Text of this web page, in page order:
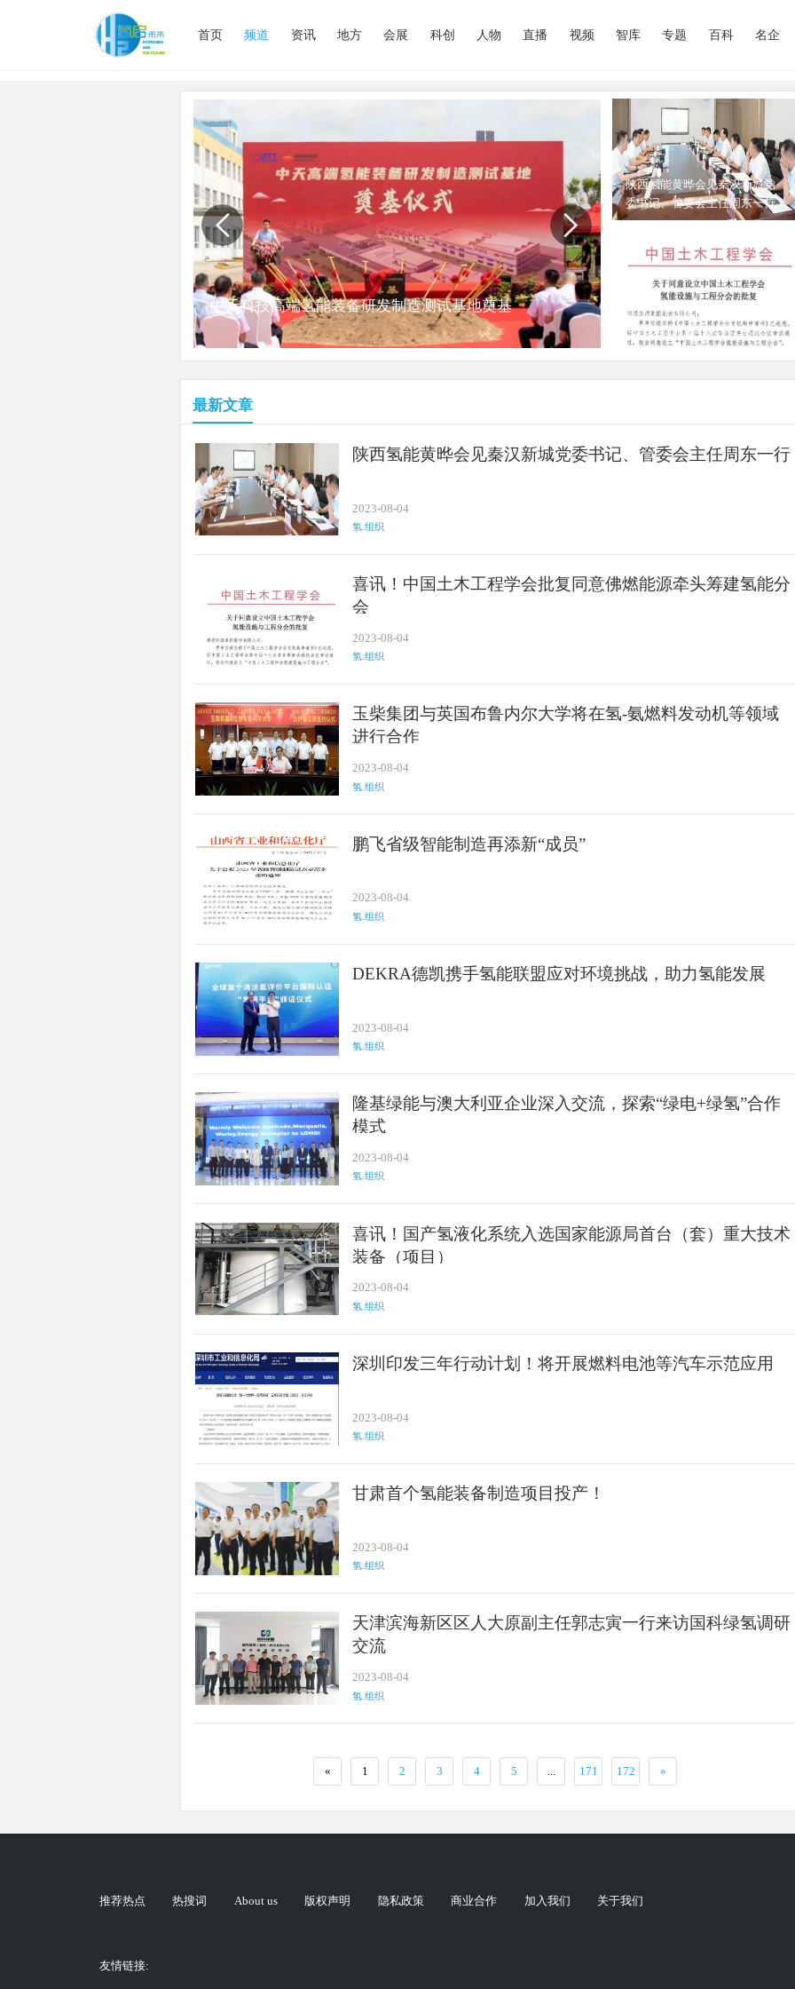
首页 频道 资讯 地方 会展 科创 人物 直播 视频 智库 专题 百科 名企
中天科技高端氢能装备研发制造测试基地奠基 打造产业高地，东莞
陕西氢能黄晔会见秦汉新城党
委书记、管委会主任周东一行
喜讯！中国土木工程学会批复
同意佛燃能源牵头筹建氢能分
会
最新文章
陕西氢能黄晔会见秦汉新城党委书记、管委会主任周东一行
2023-08-04
氢.组织
喜讯！中国土木工程学会批复同意佛燃能源牵头筹建氢能分
会
2023-08-04
氢.组织
玉柴集团与英国布鲁内尔大学将在氢-氨燃料发动机等领域
进行合作
2023-08-04
氢.组织
鹏飞省级智能制造再添新“成员”
2023-08-04
氢.组织
DEKRA德凯携手氢能联盟应对环境挑战，助力氢能发展
2023-08-04
氢.组织
隆基绿能与澳大利亚企业深入交流，探索“绿电+绿氢”合作
模式
2023-08-04
氢.组织
喜讯！国产氢液化系统入选国家能源局首台（套）重大技术
装备（项目）
2023-08-04
氢.组织
深圳印发三年行动计划！将开展燃料电池等汽车示范应用
2023-08-04
氢.组织
甘肃首个氢能装备制造项目投产！
2023-08-04
氢.组织
天津滨海新区区人大原副主任郭志寅一行来访国科绿氢调研
交流
2023-08-04
氢.组织
« 1 2 3 4 5 ... 171 172 »
推荐热点 热搜词 About us 版权声明 隐私政策 商业合作 加入我们 关于我们
友情链接: